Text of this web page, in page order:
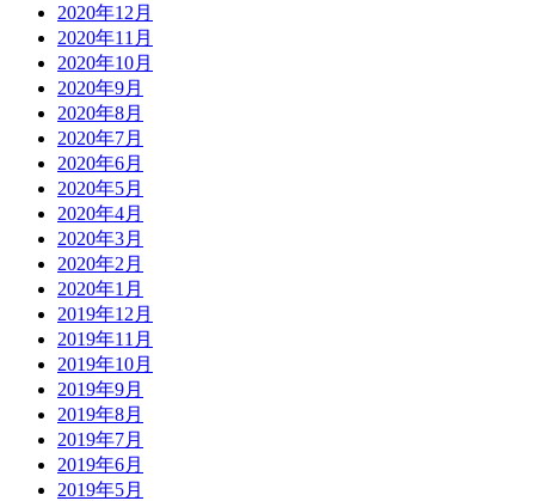
2020年12月
2020年11月
2020年10月
2020年9月
2020年8月
2020年7月
2020年6月
2020年5月
2020年4月
2020年3月
2020年2月
2020年1月
2019年12月
2019年11月
2019年10月
2019年9月
2019年8月
2019年7月
2019年6月
2019年5月